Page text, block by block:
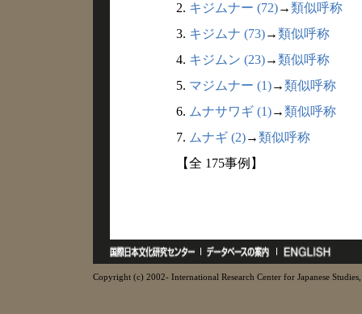
2. キジムナー (72)→類似呼称
3. キジムナ (73)→類似呼称
4. キジムン (23)→類似呼称
5. マジムナー (1)→類似呼称
6. ムナサワギ (1)→類似呼称
7. ムナギ (2)→類似呼称
【全 175事例】
Copyright (c) 2002- International Research Center for Japanese